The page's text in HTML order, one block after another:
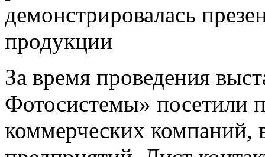
демонстрировалась
продукции
За время проведения
Фотосистемы» посетили
коммерческих